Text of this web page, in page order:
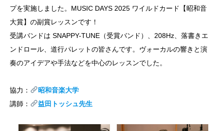
プを実施しました。MUSIC DAYS 2025 ワイルドカード【昭和音
大賞】の副賞レッスンです！
受講バンドは SNAPPY-TUNE（受賞バンド）、208Hz、落書きエ
ンドロール、道行パレットの皆さんです。ヴォーカルの響きと演
奏のアイデアや手法などを中心のレッスンでした。
協力：
昭和音楽大学
講師：
益田トッシュ先生